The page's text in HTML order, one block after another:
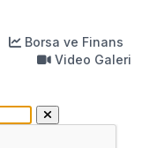
Borsa ve Finans
Video Galeri